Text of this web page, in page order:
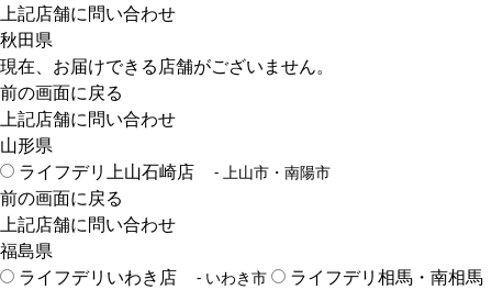
上記店舗に問い合わせ
秋田県
現在、お届けできる店舗がございません。
前の画面に戻る
上記店舗に問い合わせ
山形県
ライフデリ上山石崎店
- 上山市・南陽市
前の画面に戻る
上記店舗に問い合わせ
福島県
ライフデリいわき店
- いわき市
ライフデリ相馬・南相馬